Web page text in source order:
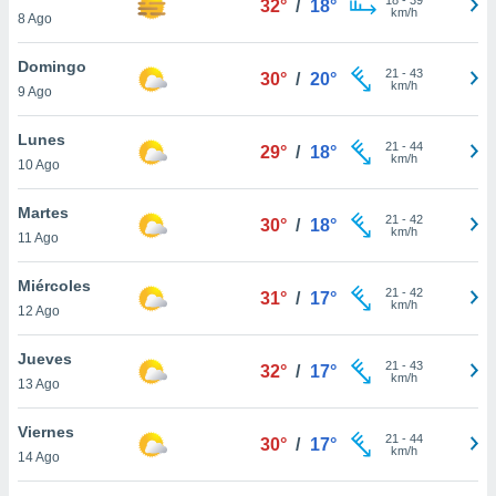
más
nuestra
y
de
disponible
cookies
aceptar
8 Ago
32° / 18°
km/h
Domingo
9 Ago
30° / 20° 21 - 43
km/h
Lunes
10 Ago
29° / 18° 21 - 44
km/h
Martes
11 Ago
30° / 18° 21 - 42
km/h
Miércoles
12 Ago
31° / 17° 21 - 42
km/h
Jueves
13 Ago
32° / 17° 21 - 43
km/h
Viernes
14 Ago
30° / 17° 21 - 44
km/h